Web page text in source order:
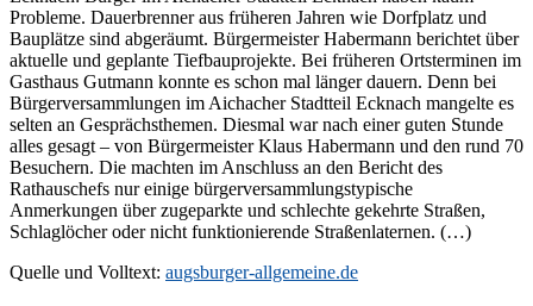
Probleme. Dauerbrenner aus früheren Jahren wie Dorfplatz und
Bauplätze sind abgeräumt. Bürgermeister Habermann berichtet über
aktuelle und geplante Tiefbauprojekte. Bei früheren Ortsterminen im
Gasthaus Gutmann konnte es schon mal länger dauern. Denn bei
Bürgerversammlungen im Aichacher Stadtteil Ecknach mangelte es
selten an Gesprächsthemen. Diesmal war nach einer guten Stunde
alles gesagt – von Bürgermeister Klaus Habermann und den rund 70
Besuchern. Die machten im Anschluss an den Bericht des
Rathauschefs nur einige bürgerversammlungstypische
Anmerkungen über zugeparkte und schlechte gekehrte Straßen,
Schlaglöcher oder nicht funktionierende Straßenlaternen. (…)
Quelle und Volltext: augsburger-allgemeine.de